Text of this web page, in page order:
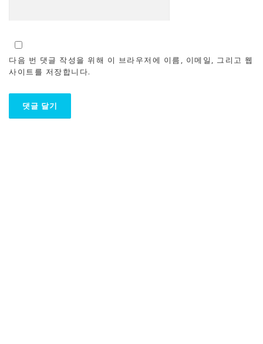
다음 번 댓글 작성을 위해 이 브라우저에 이름, 이메일, 그리고 웹
사이트를 저장합니다.